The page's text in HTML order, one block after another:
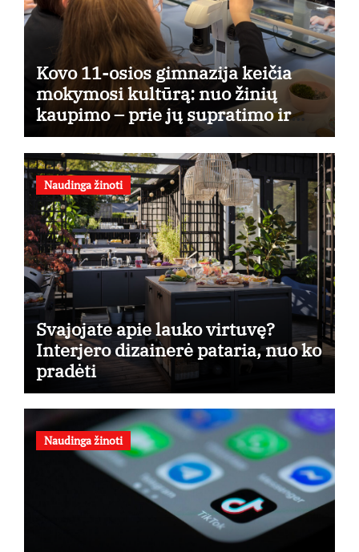
Kovo 11-osios gimnazija keičia
mokymosi kultūrą: nuo žinių
kaupimo – prie jų supratimo ir
taikymo
Naudinga žinoti
Svajojate apie lauko virtuvę?
Interjero dizainerė pataria, nuo ko
pradėti
Naudinga žinoti